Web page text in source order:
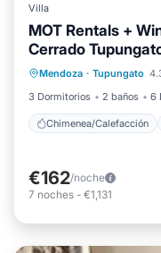
Villa
MOT Rentals +
Cerrado
Mendoza · Tupungato
3 Dormitorios
2 baños 6
Chimenea/Calefacción
Chimenea/
Balcón/
€162/noche
7 noches - €1,131